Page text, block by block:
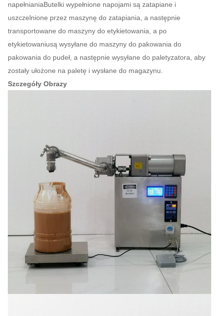
napełnianiaButelki wypełnione napojami są zatapiane i
uszczelnione przez maszynę do zatapiania, a następnie
transportowane do maszyny do etykietowania, a po
etykietowaniusą wysyłane do maszyny do pakowania do
pakowania do pudeł, a następnie wysyłane do paletyzatora, aby
zostały ułożone na paletę i wysłane do magazynu.
Szczegóły Obrazy